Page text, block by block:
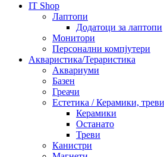
IT Shop
Лаптопи
Додатоци за лаптопи
Монитори
Персонални компјутери
Акваристика/Тераристика
Аквариуми
Базен
Греачи
Естетика / Керамики, треви
Керамики
Останато
Треви
Канистри